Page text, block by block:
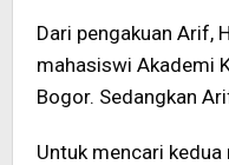
Dari pengakuan Arif,
mahasiswi Akademi
Bogor. Sedangkan
Untuk mencari kedua